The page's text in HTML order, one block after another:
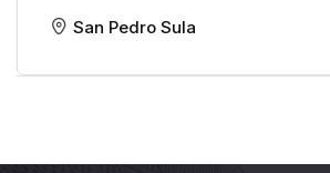
San Pedro Sula